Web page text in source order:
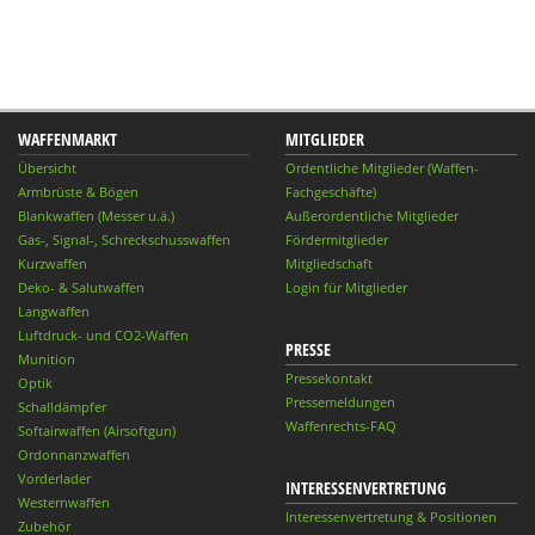
WAFFENMARKT
Übersicht
Armbrüste & Bögen
Blankwaffen (Messer u.ä.)
Gas-, Signal-, Schreckschusswaffen
Kurzwaffen
Deko- & Salutwaffen
Langwaffen
Luftdruck- und CO2-Waffen
Munition
Optik
Schalldämpfer
Softairwaffen (Airsoftgun)
Ordonnanzwaffen
Vorderlader
Westernwaffen
Zubehör
MITGLIEDER
Ordentliche Mitglieder (Waffen-
Fachgeschäfte)
Außerordentliche Mitglieder
Fördermitglieder
Mitgliedschaft
Login für Mitglieder
PRESSE
Pressekontakt
Pressemeldungen
Waffenrechts-FAQ
INTERESSENVERTRETUNG
Interessenvertretung & Positionen